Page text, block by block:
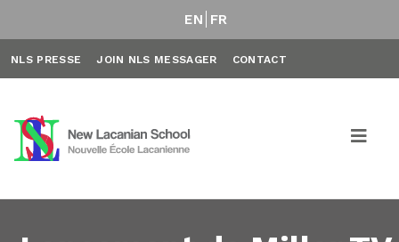
EN FR
NLS PRESSE JOIN NLS MESSAGER CONTACT